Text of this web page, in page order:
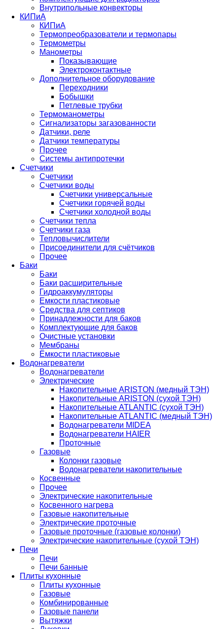
Внутрипольные конвекторы
КИПиА
КИПиА
Термопреобразователи и термопары
Термометры
Манометры
Показывающие
Электроконтактные
Дополнительное оборудование
Переходники
Бобышки
Петлевые трубки
Термоманометры
Сигнализаторы загазованности
Датчики, реле
Датчики температуры
Прочее
Системы антипротечки
Счетчики
Счетчики
Счетчики воды
Счетчики универсальные
Счетчики горячей воды
Счетчики холодной воды
Счетчики тепла
Счетчики газа
Тепловычислители
Присоединители для счётчиков
Прочее
Баки
Баки
Баки расширительные
Гидроаккумуляторы
Емкости пластиковые
Средства для септиков
Принадлежности для баков
Комплектующие для баков
Очистные установки
Мембраны
Ёмкости пластиковые
Водонагреватели
Водонагреватели
Электрические
Накопительные ARISTON (медный ТЭН)
Накопительные ARISTON (сухой ТЭН)
Накопительные ATLANTIC (сухой ТЭН)
Накопительные ATLANTIC (медный ТЭН)
Водонагреватели MIDEA
Водонагреватели HAIER
Проточные
Газовые
Колонки газовые
Водонагреватели накопительные
Косвенные
Прочее
Электрические накопительные
Косвенного нагрева
Газовые накопительные
Электрические проточные
Газовые проточные (газовые колонки)
Электрические накопительные (сухой ТЭН)
Печи
Печи
Печи банные
Плиты кухонные
Плиты кухонные
Газовые
Комбинированные
Газовые панели
Вытяжки